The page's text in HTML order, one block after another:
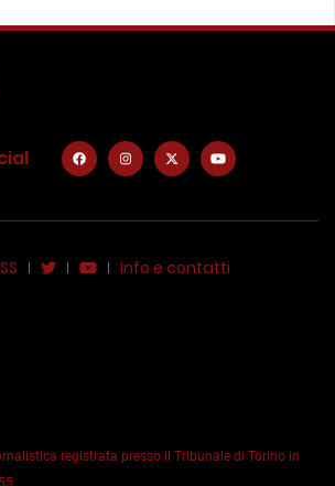
Info e contatti
registrata presso il Tribunale di Torino in